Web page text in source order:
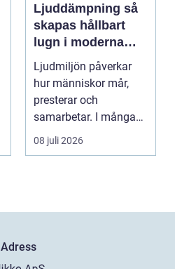
Ljuddämpning så
skapas hållbart
lugn i moderna
lokaler
Ljudmiljön påverkar
hur människor mår,
presterar och
samarbetar. I många
kontor, skolor och
offentli...
08 juli 2026
Adress